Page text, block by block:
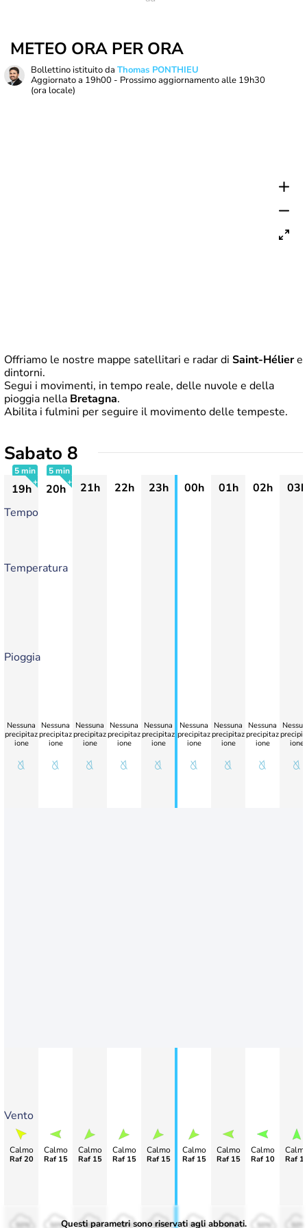
METEO ORA PER ORA
Bollettino istituito da Thomas PONTHIEU
Aggiornato a 19h00 - Prossimo aggiornamento alle 19h30
(ora locale)
Offriamo le nostre mappe satellitari e radar di Saint-Héliere
dintorni.
Segui i movimenti, in tempo reale, delle nuvole e della
pioggia nella Bretagna.
Abilita i fulmini per seguire il movimento delle tempeste.
Sabato 8
5 min
19h
5 min
20h 21h 22h 23h 00h 01h 02h
03h
Tempo
Temperatura
Pioggia
Vento
Nessuna
precipitaz
ione
Calmo
Raf 20
Nessuna
precipitaz
ione
Calmo
Raf 15
Nessuna
precipitaz
ione
Calmo
Raf 15
Nessuna
precipitaz
ione
Calmo
Raf 15
Nessuna
precipitaz
ione
Calmo
Raf 15
Nessuna
precipitaz
ione
Calmo
Raf 15
Nessuna
precipitaz
ione
Calmo
Raf 15
Nessuna
precipitaz
ione
Calmo
Raf 10
ione
Raf
50% 50% 50% 50% 50% 50% 50%
Questi parametri sono riservati agli abbonati.